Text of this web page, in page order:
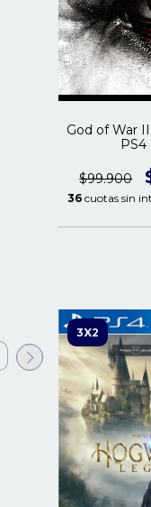
God of War
PS4
$99.900
36 cuotas sin
3X2